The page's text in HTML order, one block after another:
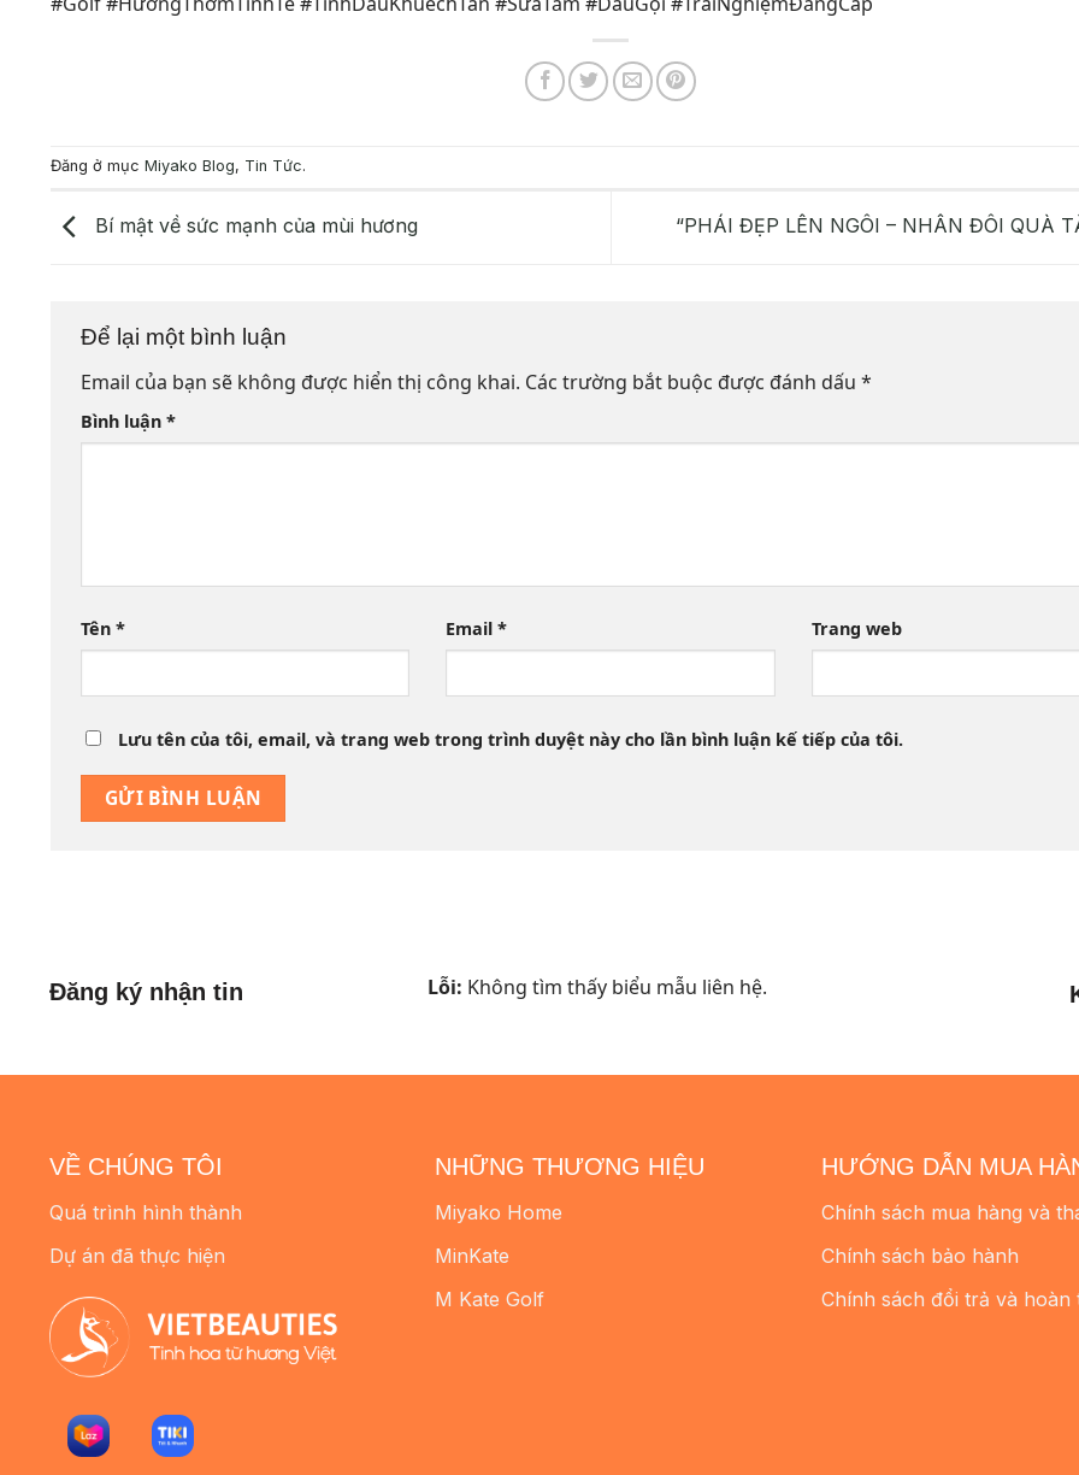
Đăng ở mục Miyako Blog, Tin Tức.
Bí mật về sức mạnh của mùi hương “PHÁI ĐẸP LÊN NGÔI – NHÂN ĐÔI QUÀ
Để lại một bình luận
Email của bạn sẽ không được hiển thị công khai. Các trường bắt buộc được đánh dấu *
Bình luận *
Tên * Email* Trang web
Lưu tên của tôi, email, và trang web trong trình duyệt này cho lần bình luận kế tiếp của tôi.
Đăng ký nhận tin Lỗi: Không tìm thấy biểu mẫu liên hệ.
VỀ CHÚNG TÔI
Quá trình hình thành
Dự án đã thực hiện
NHỮNG THƯƠNG HIỆU
Miyako Home
MinKate
M Kate Golf
HƯỚNG DẪN MUA
Chính sách mua hàng và
Chính sách bảo hành
Chính sách đổi trả và hoàn